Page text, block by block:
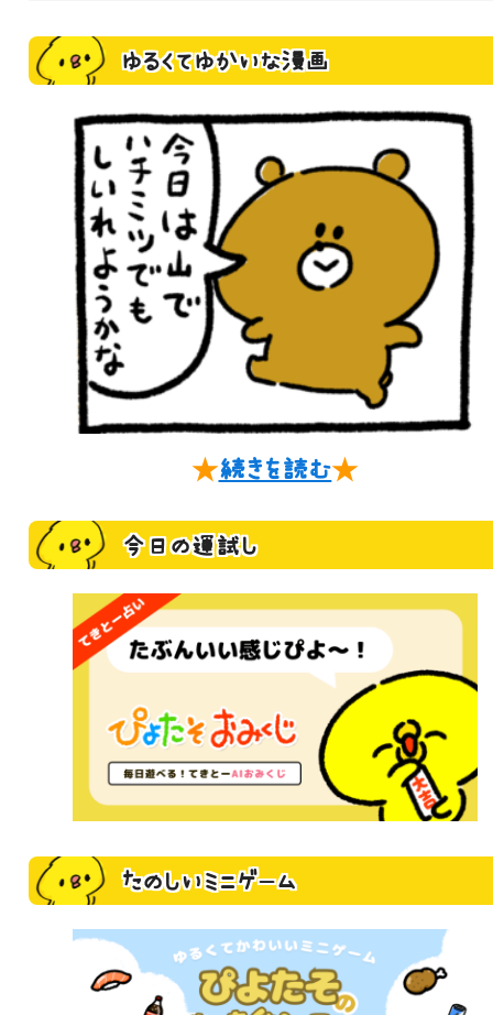
ゆるくてゆかいな漫画
★続きを読む★
今日の運試し
たのしいミニゲーム